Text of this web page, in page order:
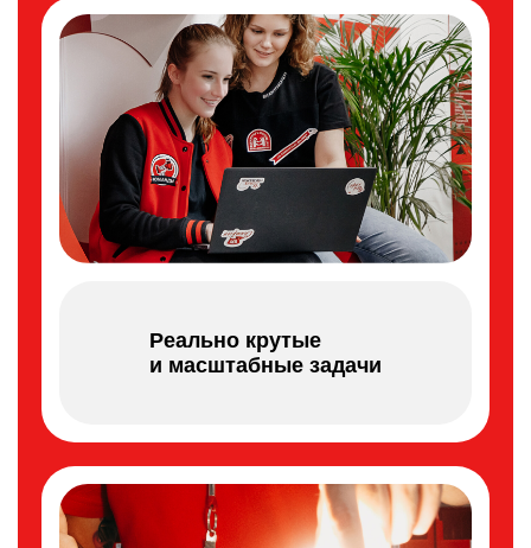
Реально крутые
и масштабные задачи